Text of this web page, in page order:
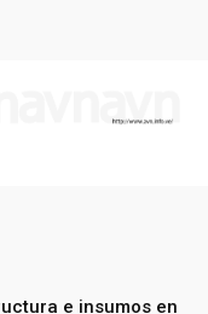
e insumos en